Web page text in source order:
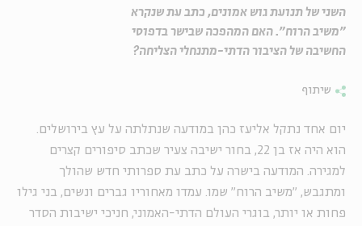
השני של תנועת גוש אמונים, כתב עת שנקרא
"משיב הרוח". האם המהפכה שבישר בדפוסי
החשיבה של הציבור הדתי-מתנחלי הצליחה?
שיתוף
יום אחד נתקל אליעז כהן במודעה שנתלתה על עץ בירושלים.
הוא היה אז בן 22, בחור ישיבה צעיר שכתב סיפורים קצרים
למגירה. המודעה בישרה על כתב עת ספרותי חדש שהולך
ומתגבש, "משיב הרוח" שמו. עמדו מאחוריו גברים ונשים, בני גילו
פחות או יותר, בוגרי העולם הדתי-האמוני, חניכי ישיבות הסדר